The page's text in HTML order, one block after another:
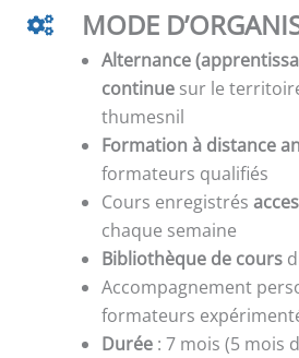
MODE
Alternance
continue sur le
thumesnil
Formation à distance
formateurs qualifiés
Cours enregistrés
chaque semaine
Bibliothèque de cours
Accompagnement
formateurs
Durée : 7 mois (5 mois